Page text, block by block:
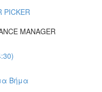
PICKER
MANAGER
Βήμα